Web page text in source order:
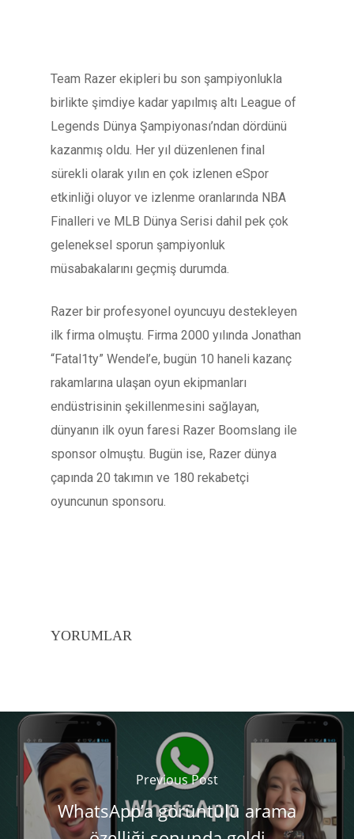
Team Razer ekipleri bu son şampiyonlukla
birlikte şimdiye kadar yapılmış altı League of
Legends Dünya Şampiyonası’ndan dördünü
kazanmış oldu. Her yıl düzenlenen final
sürekli olarak yılın en çok izlenen eSpor
etkinliği oluyor ve izlenme oranlarında NBA
Finalleri ve MLB Dünya Serisi dahil pek çok
geleneksel sporun şampiyonluk
müsabakalarını geçmiş durumda.
Razer bir profesyonel oyuncuyu destekleyen
ilk firma olmuştu. Firma 2000 yılında Jonathan
“Fatal1ty” Wendel’e, bugün 10 haneli kazanç
rakamlarına ulaşan oyun ekipmanları
endüstrisinin şekillenmesini sağlayan,
dünyanın ilk oyun faresi Razer Boomslang ile
sponsor olmuştu. Bugün ise, Razer dünya
çapında 20 takımın ve 180 rekabetçi
oyuncunun sponsoru.
YORUMLAR
Previous Post
WhatsApp’a görüntülü arama